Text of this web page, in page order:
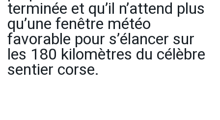
terminée et qu’il n’attend plus
qu’une fenêtre météo
favorable pour s’élancer sur
les 180 kilomètres du célèbre
sentier corse.